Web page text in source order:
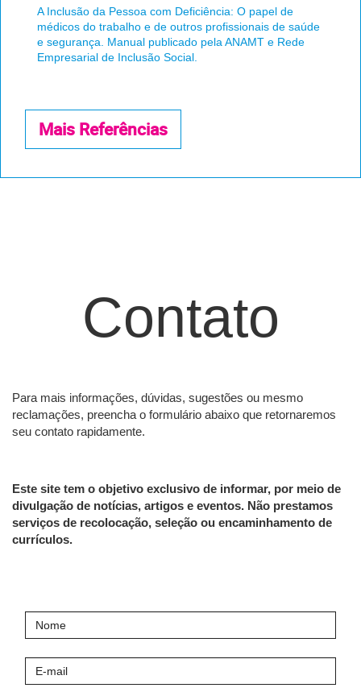
A Inclusão da Pessoa com Deficiência: O papel de
médicos do trabalho e de outros profissionais de saúde
e segurança. Manual publicado pela ANAMT e Rede
Empresarial de Inclusão Social.
Mais Referências
Contato
Para mais informações, dúvidas, sugestões ou mesmo
reclamações, preencha o formulário abaixo que retornaremos
seu contato rapidamente.
Este site tem o objetivo exclusivo de informar, por meio de
divulgação de notícias, artigos e eventos. Não prestamos
serviços de recolocação, seleção ou encaminhamento de
currículos.
mail